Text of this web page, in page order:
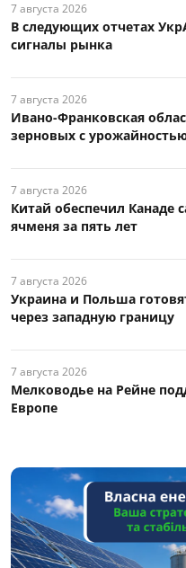
7 августа 2026
В следующих отчетах
сигналы рынка
7 августа 2026
Ивано-Франковская
зерновых с
7 августа 2026
Китай обеспечил Канаде
ячменя за пять лет
7 августа 2026
Украина и Польша
через западную границу
7 августа 2026
Мелководье на Рейне
Европе